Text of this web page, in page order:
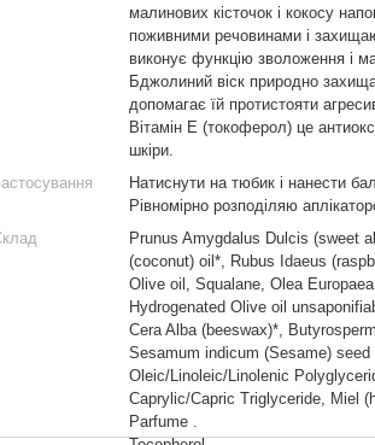
малинових кісточок і кокосу
поживними речовинами і
виконує функцію зволоження і
Бджолиний віск природно
допомагає їй протистояти
Вітамін Е (токоферол) це
шкіри.
Натиснути на тюбик і нанести
Рівномірно розподіляю
Prunus Amygdalus Dulcis (sweet
(coconut) oil*, Rubus Idaeus
Olive oil, Squalane, Olea
Hydrogenated Olive oil
Cera Alba (beeswax)*,
Sesamum indicum (Sesame) seed
Oleic/Linoleic/Linolenic
Caprylic/Capric Triglyceride, Miel
Parfume .